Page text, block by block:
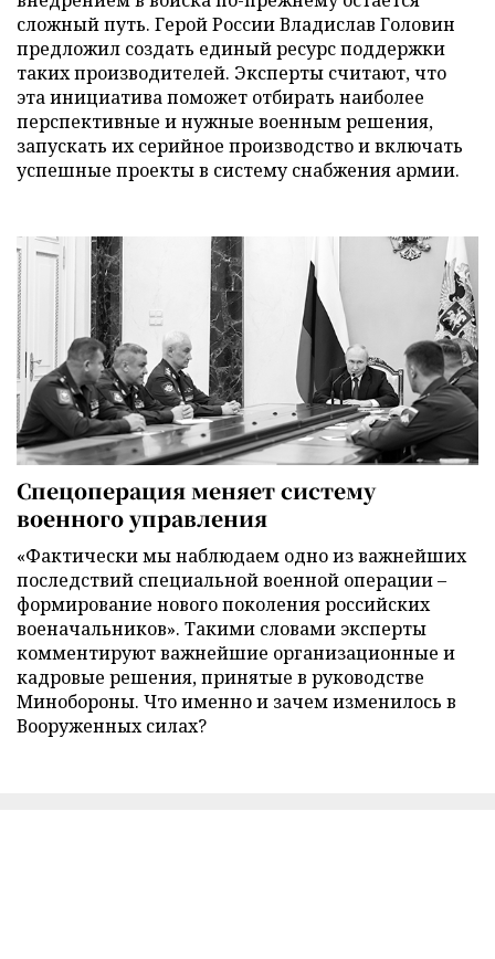
сложный путь. Герой России Владислав Головин
предложил создать единый ресурс поддержки
таких производителей. Эксперты считают, что
эта инициатива поможет отбирать наиболее
перспективные и нужные военным решения,
запускать их серийное производство и включать
успешные проекты в систему снабжения армии.
Спецоперация меняет систему
военного управления
«Фактически мы наблюдаем одно из важнейших
последствий специальной военной операции –
формирование нового поколения российских
военачальников». Такими словами эксперты
комментируют важнейшие организационные и
кадровые решения, принятые в руководстве
Минобороны. Что именно и зачем изменилось в
Вооруженных силах?